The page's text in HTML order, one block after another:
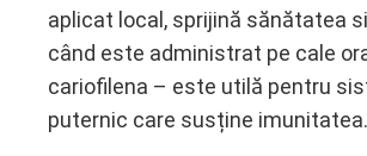
aplicat local, sprijină sănătatea
când este administrat pe cale
cariofilena – este utilă pentru
puternic care susține imunitatea.